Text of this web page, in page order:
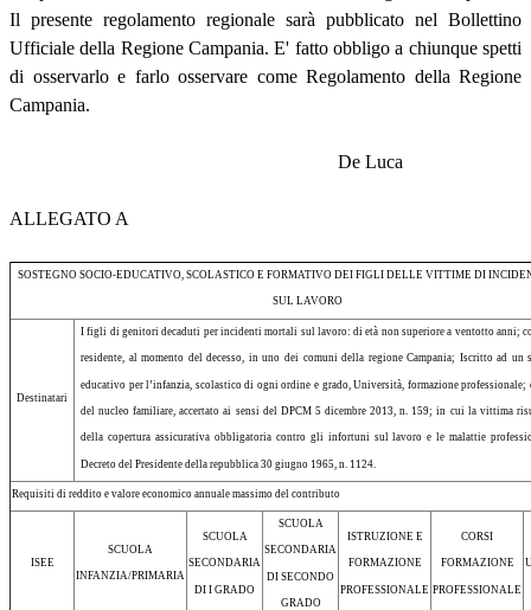
Il presente regolamento regionale sarà pubblicato nel Bollettino
Ufficiale della Regione Campania. E' fatto obbligo a chiunque spetti
di osservarlo e farlo osservare come Regolamento della Regione
Campania.
De Luca
ALLEGATO A
SOSTEGNO SOCIO-EDUCATIVO, SCOLASTICO E FORMATIVO DEI FIGLI DELLE VITTIME DI
SUL LAVORO
Destinatari
I figli di genitori decaduti per incidenti mortali sul lavoro: di età non superiore a ventotto anni;
residente, al momento del decesso, in uno dei comuni della regione Campania; Iscritto ad un
educativo per l’infanzia, scolastico di ogni ordine e grado, Università, formazione professionale;
del nucleo familiare, accertato ai sensi del DPCM 5 dicembre 2013, n. 159; in cui la vittima
della copertura assicurativa obbligatoria contro gli infortuni sul lavoro e le malattie
Decreto del Presidente della repubblica 30 giugno 1965, n. 1124.
Requisiti di reddito e valore economico annuale massimo del contributo
ISEE
SCUOLA
INFANZIA/PRIMARIA
SCUOLA
SECONDARIA
DI I GRADO
SCUOLA
SECONDARIA
DI SECONDO
GRADO
ISTRUZIONE E
FORMAZIONE
PROFESSIONALE
CORSI
FORMAZIONE
PROFESSIONALE